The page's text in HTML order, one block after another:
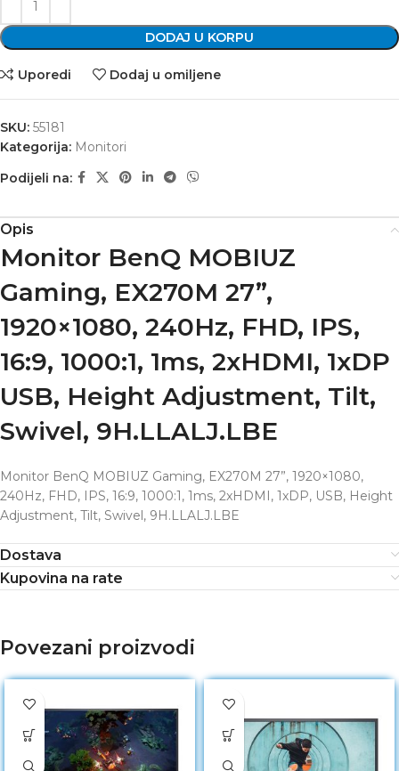
DODAJ U KORPU
Uporedi Dodaj u omiljene
SKU: 55181
Kategorija: Monitori
Podijeli na:
Opis
Monitor BenQ MOBIUZ
Gaming, EX270M 27”,
1920×1080, 240Hz, FHD, IPS,
16:9, 1000:1, 1ms, 2xHDMI, 1xDP
USB, Height Adjustment, Tilt,
Swivel, 9H.LLALJ.LBE
Monitor BenQ MOBIUZ Gaming, EX270M 27”, 1920×1080,
240Hz, FHD, IPS, 16:9, 1000:1, 1ms, 2xHDMI, 1xDP, USB, Height
Adjustment, Tilt, Swivel, 9H.LLALJ.LBE
Dostava
Kupovina na rate
Povezani proizvodi